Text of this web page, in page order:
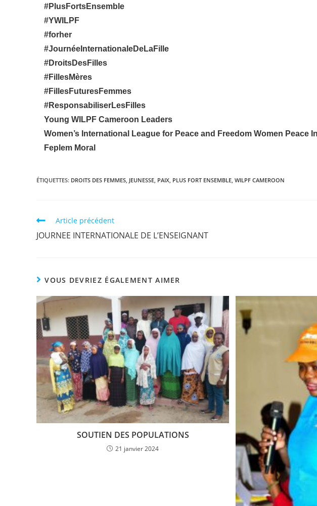
#PlusFortsEnsemble
#YWILPF
#forher
#JournéeInternationaleDeLaFille
#DroitsDesFilles
#FillesMères
#FillesFuturesFemmes
#ResponsabiliserLesFilles
Young WILPF Cameroon Leaders
Women’s International League for Peace and Freedom Women Peace
Feplem Moral
ÉTIQUETTES: DROITS DES FEMMES, JEUNESSE, PAIX, PLUS FORT ENSEMBLE, WILPF CAMEROON
Article précédent
JOURNEE INTERNATIONALE DE L’ENSEIGNANT
VOUS DEVRIEZ ÉGALEMENT AIMER
SOUTIEN DES POPULATIONS
21 janvier 2024